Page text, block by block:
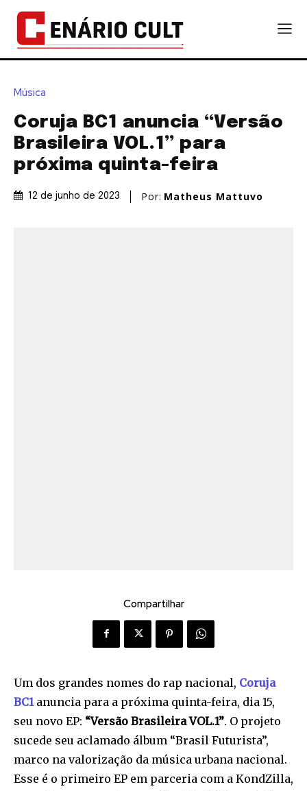
Música
Coruja BC1 anuncia “Versão
Brasileira VOL.1” para
próxima quinta-feira
12 de junho de 2023 Por: Matheus Mattuvo
Compartilhar
Um dos grandes nomes do rap nacional, Coruja
BC1anuncia para a próxima quinta-feira, dia 15,
seu novo EP: “Versão Brasileira VOL.1”. O projeto
sucede seu aclamado álbum “Brasil Futurista”,
marco na valorização da música urbana nacional.
Esse é o primeiro EP em parceria com a KondZilla,